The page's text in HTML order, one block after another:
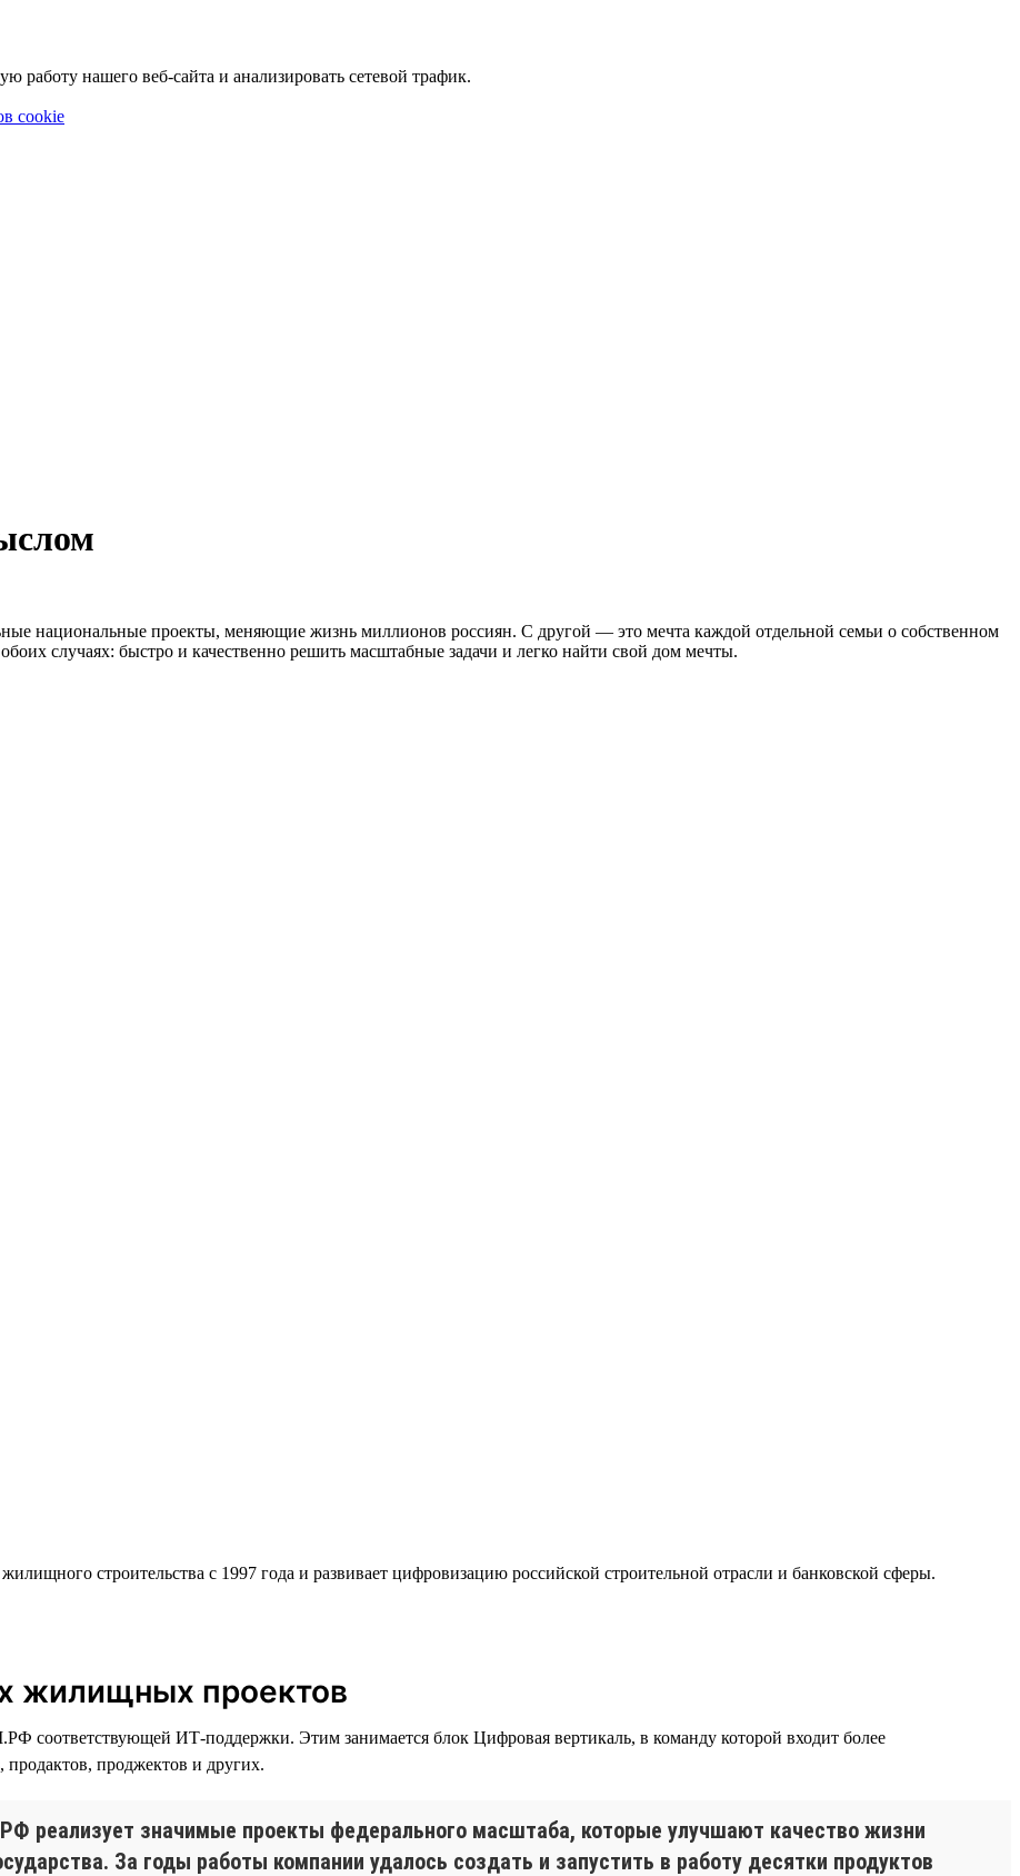
нашего веб-сайта и анализировать сетевой трафик.
cookie
национальные проекты, меняющие жизнь миллионов россиян. С другой — это мечта каждой отдельной семьи о собственном
случаях: быстро и качественно решить масштабные задачи и легко найти свой дом мечты.
строительства с 1997 года и развивает цифровизацию российской строительной отрасли и банковской сферы.
жилищных проектов
соответствующей ИТ-поддержки. Этим занимается блок Цифровая вертикаль, в команду которой входит более
продактов, проджектов и других.
реализует значимые проекты федерального масштаба, которые улучшают качество жизни
За годы работы компании удалось создать и запустить в работу десятки продуктов